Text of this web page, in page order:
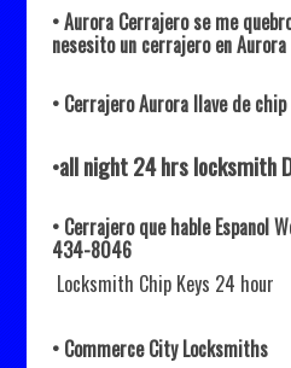
• Aurora Cerrajero se me
nesesito un cerrajero en Aurora
• Cerrajero Aurora llave de
•all night 24 hrs locksmith
• Cerrajero que hable Espanol
434-8046
Locksmith Chip Keys 24 hour
• Commerce City Locksmiths